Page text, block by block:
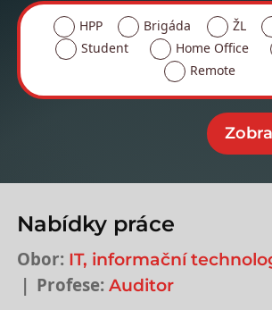
HPP Brigáda ŽL
Student
Home Office
Remote
Nabídky práce
Obor: IT, informační
Profese: Auditor